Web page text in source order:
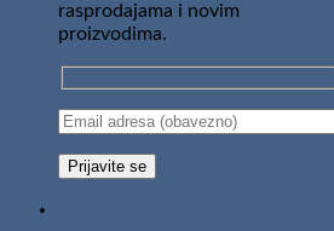
rasprodajama i novim
proizvodima.